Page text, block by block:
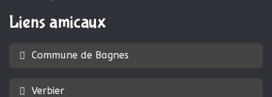
Liens amicaux
Commune de Bagnes
Verbier